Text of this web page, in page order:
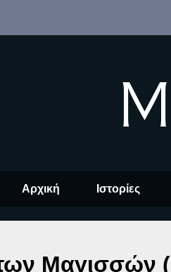
Αρχική Ιστορίες
Μαγισσών